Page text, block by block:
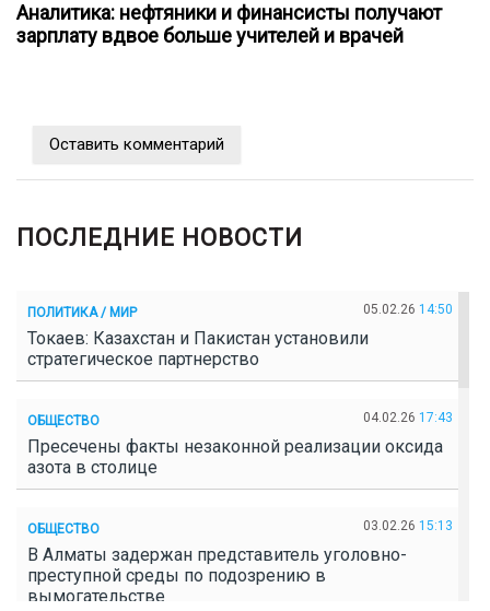
Аналитика: нефтяники и финансисты получают
зарплату вдвое больше учителей и врачей
Оставить комментарий
ПОСЛЕДНИЕ НОВОСТИ
ПОЛИТИКА / МИР 05.02.26 14:50
Токаев: Казахстан и Пакистан установили
стратегическое партнерство
ОБЩЕСТВО 04.02.26 17:43
Пресечены факты незаконной реализации оксида
азота в столице
ОБЩЕСТВО 03.02.26 15:13
В Алматы задержан представитель уголовно-
преступной среды по подозрению в
вымогательстве